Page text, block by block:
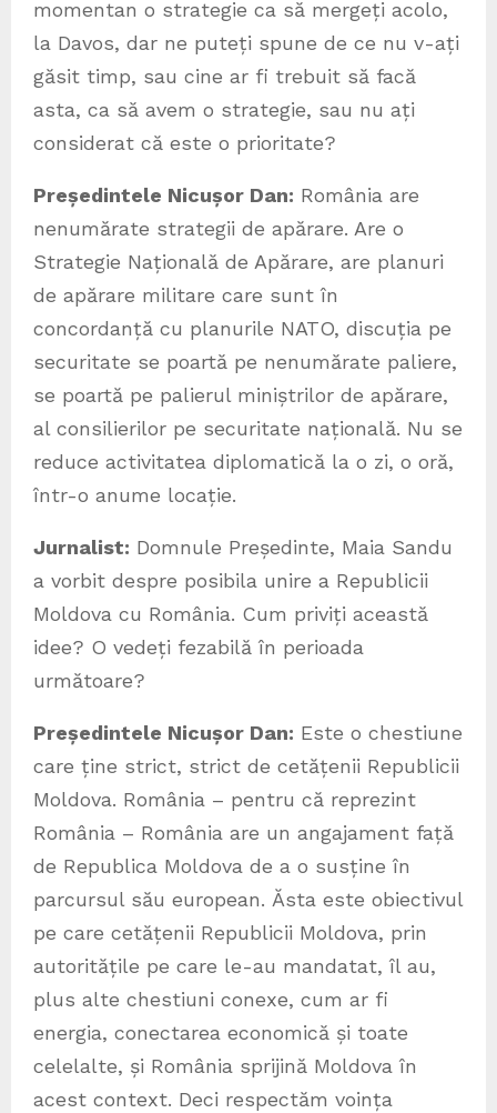
momentan o strategie ca să mergeți acolo,
la Davos, dar ne puteți spune de ce nu v-ați
găsit timp, sau cine ar fi trebuit să facă
asta, ca să avem o strategie, sau nu ați
considerat că este o prioritate?
Președintele Nicușor Dan: România are
nenumărate strategii de apărare. Are o
Strategie Națională de Apărare, are planuri
de apărare militare care sunt în
concordanță cu planurile NATO, discuția pe
securitate se poartă pe nenumărate paliere,
se poartă pe palierul miniștrilor de apărare,
al consilierilor pe securitate națională. Nu se
reduce activitatea diplomatică la o zi, o oră,
într-o anume locație.
Jurnalist: Domnule Președinte, Maia Sandu
a vorbit despre posibila unire a Republicii
Moldova cu România. Cum priviți această
idee? O vedeți fezabilă în perioada
următoare?
Președintele Nicușor Dan: Este o chestiune
care ține strict, strict de cetățenii Republicii
Moldova. România – pentru că reprezint
România – România are un angajament față
de Republica Moldova de a o susține în
parcursul său european. Ăsta este obiectivul
pe care cetățenii Republicii Moldova, prin
autoritățile pe care le-au mandatat, îl au,
plus alte chestiuni conexe, cum ar fi
energia, conectarea economică și toate
celelalte, și România sprijină Moldova în
acest context. Deci respectăm voința